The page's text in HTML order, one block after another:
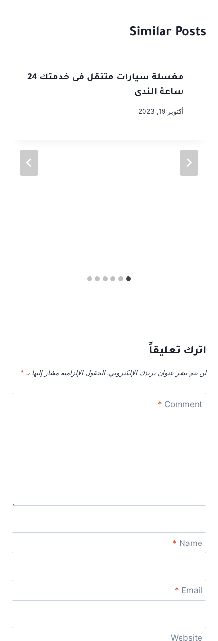
Similar Posts
مغسلة سيارات متنقل فى خدمتك 24
ساعة الندى
أكتوبر 19, 2023
اترك تعليقاً
لن يتم نشر عنوان بريدك الإلكتروني. الحقول الإلزامية مشار إليها بـ *
Comment
*
Name
*
Email
*
Website